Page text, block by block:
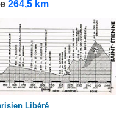
264,5 km
Libéré